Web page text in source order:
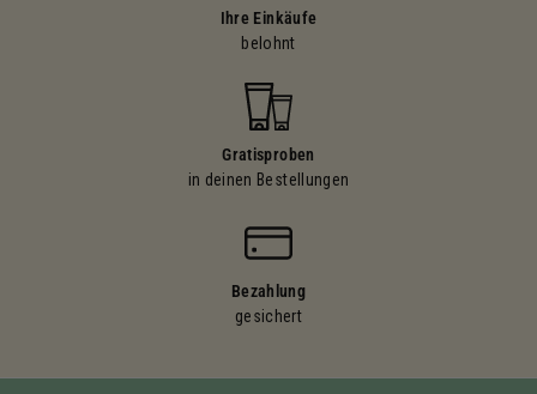
Ihre Einkäufe
belohnt
Gratisproben
in deinen Bestellungen
Bezahlung
gesichert